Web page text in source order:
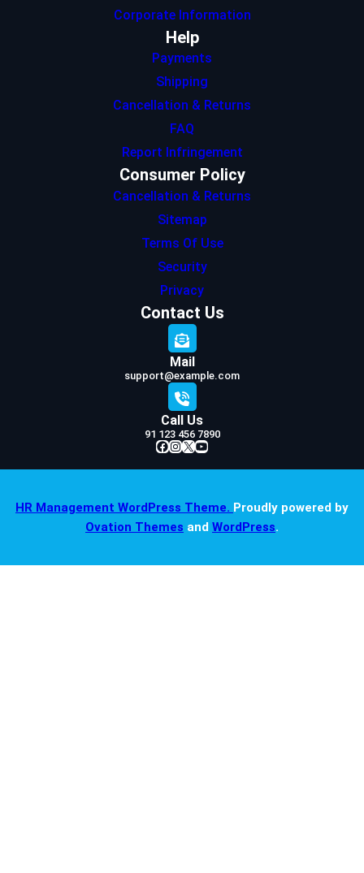
Corporate Information
Help
Payments
Shipping
Cancellation & Returns
FAQ
Report Infringement
Consumer Policy
Cancellation & Returns
Sitemap
Terms Of Use
Security
Privacy
Contact Us
Mail
support@example.com
Call Us
91 123 456 7890
Facebook InstagramX YouTube
HR Management WordPress Theme. Proudly powered by
Ovation Themes and WordPress.